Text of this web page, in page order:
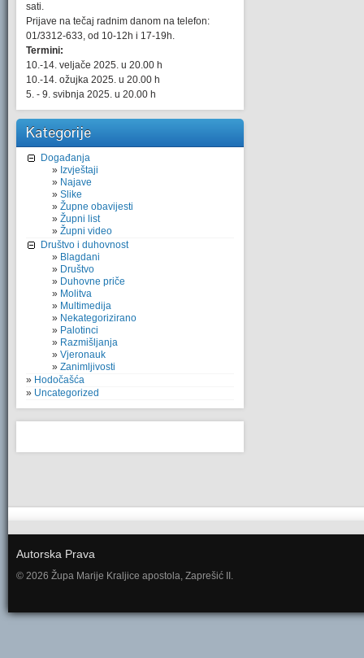
sati.
Prijave na tečaj radnim danom na telefon:
01/3312-633, od 10-12h i 17-19h.
Termini:
10.-14. veljače 2025. u 20.00 h
10.-14. ožujka 2025. u 20.00 h
5. - 9. svibnja 2025. u 20.00 h
Kategorije
Događanja
Izvještaji
Najave
Slike
Župne obavijesti
Župni list
Župni video
Društvo i duhovnost
Blagdani
Društvo
Duhovne priče
Molitva
Multimedija
Nekategorizirano
Palotinci
Razmišljanja
Vjeronauk
Zanimljivosti
Hodočašća
Uncategorized
Autorska Prava
© 2026 Župa Marije Kraljice apostola, Zaprešić II.